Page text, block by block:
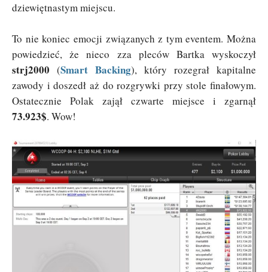
dziewiętnastym miejscu.
To nie koniec emocji związanych z tym eventem. Można
powiedzieć, że nieco zza pleców Bartka wyskoczył
strj2000 (Smart Backing), który rozegrał kapitalne
zawody i doszedł aż do rozgrywki przy stole finałowym.
Ostatecznie Polak zajął czwarte miejsce i zgarnął
73.923$. Wow!